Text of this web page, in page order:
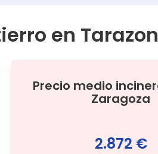
en
Precio medio
Zaragoza
2.872 €